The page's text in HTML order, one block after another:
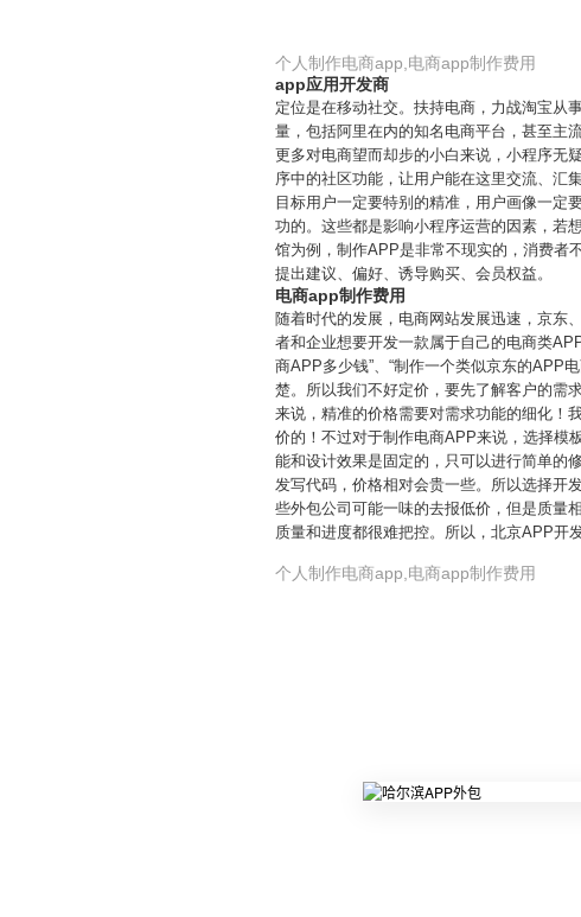
个人制作电商app,电商app制作费用
app应用开发商
定位是在移动社交。扶持电商，力战淘宝从
量，包括阿里在内的知名电商平台，甚至主
更多对电商望而却步的小白来说，小程序无
序中的社区功能，让用户能在这里交流、汇
目标用户一定要特别的精准，用户画像一定
功的。这些都是影响小程序运营的因素，若
馆为例，制作APP是非常不现实的，消费者
提出建议、偏好、诱导购买、会员权益。
电商app制作费用
随着时代的发展，电商网站发展迅速，京东
者和企业想要开发一款属于自己的电商类
商APP多少钱”、“制作一个类似京东的APP
楚。所以我们不好定价，要先了解客户的需
来说，精准的价格需要对需求功能的细化！
价的！不过对于制作电商APP来说，选择模
能和设计效果是固定的，只可以进行简单的
发写代码，价格相对会贵一些。所以选择开
些外包公司可能一味的去报低价，但是质量
质量和进度都很难把控。所以，北京APP开
个人制作电商app,电商app制作费用